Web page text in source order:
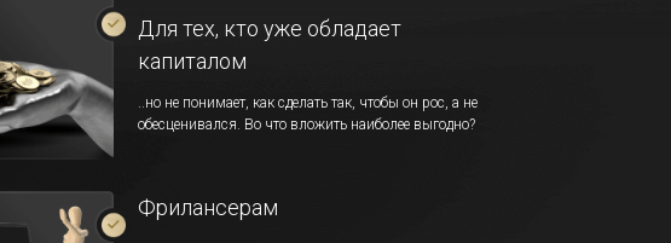
..но не понимает, как сделать так, чтобы он рос, а не
обесценивался. Во что вложить наиболее выгодно?
Для тех, кто уже обладает
капиталом
Фрилансерам